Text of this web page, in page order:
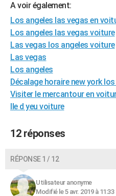
Art de vivre
Bien-être
Loisirs
ModeModes de vie
SANTE
Alimentation
Guide de la santé
Maladies
Médicaments
Sommeil
Destinations
City break
Voyage nature
Voyage de noces
Forum
Climat
PHOTO
GUIDES D'ACHAT
BONS PLANS
Carte de Noël
Carte Bonne année
Carte Saint-Valentin
Carte Pâques
Carte d'anniversaire
Dictionnaire
Biographies
Citations
Expressions
Proverbes
PROGRAMME TV
COPAINS D'AVANT
A voir également:
Los angeles las vegas en
Los angeles las vegas voiture
Las vegas los angeles voiture
Las vegas
Los angeles
Décalage horaire new york
Visiter le mercantour en
Ile d yeu voiture
12 réponses
RÉPONSE 1 / 12
Utilisateur anonyme
Modifié le 5 avr. 2019 à 11:33